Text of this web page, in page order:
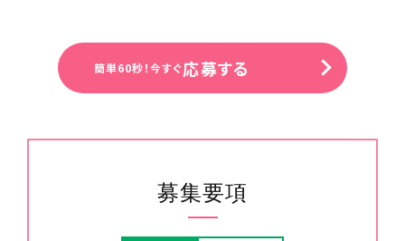
簡単60秒！今すぐ応募する
募集要項